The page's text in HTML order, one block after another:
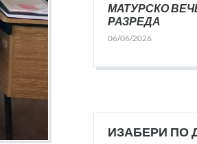
МАТУРСКО
РАЗРЕДА
06/06/2026
ИЗАБЕРИ ПО